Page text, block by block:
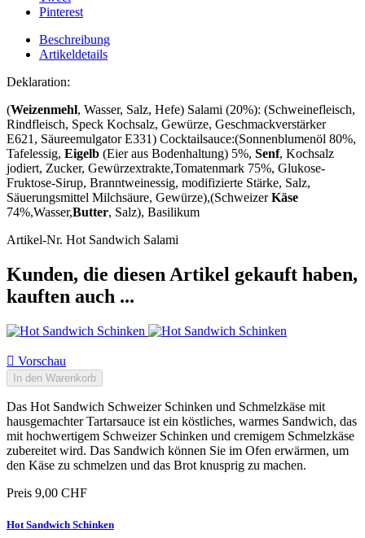
Pinterest
Beschreibung
Artikeldetails
Deklaration:
(Weizenmehl, Wasser, Salz, Hefe) Salami (20%): (Schweinefleisch,
Rindfleisch, Speck Kochsalz, Gewürze, Geschmackverstärker
E621, Säureemulgator E331) Cocktailsauce:(Sonnenblumenöl 80%,
Tafelessig, Eigelb (Eier aus Bodenhaltung) 5%, Senf, Kochsalz
jodiert, Zucker, Gewürzextrakte,Tomatenmark 75%, Glukose-
Fruktose-Sirup, Branntweinessig, modifizierte Stärke, Salz,
Säuerungsmittel Milchsäure, Gewürze),(SchweizerKäse
74%,Wasser,Butter, Salz), Basilikum
Artikel-Nr. Hot Sandwich Salami
Kunden, die diesen Artikel gekauft haben,
kauften auch ...
 Vorschau
In den Warenkorb
Das Hot Sandwich Schweizer Schinken und Schmelzkäse mit
hausgemachter Tartarsauce ist ein köstliches, warmes Sandwich, das
mit hochwertigem Schweizer Schinken und cremigem Schmelzkäse
zubereitet wird. Das Sandwich können Sie im Ofen erwärmen, um
den Käse zu schmelzen und das Brot knusprig zu machen.
Preis 9,00 CHF
Hot Sandwich Schinken